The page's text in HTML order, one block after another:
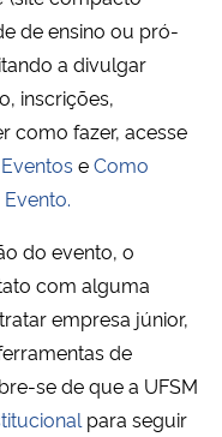
Humanos
de ensino ou pró-
a divulgar
inscrições,
como fazer, acesse
Eventos eComo
do evento, o
com alguma
empresa júnior,
de
se de que a UFSM
para seguir